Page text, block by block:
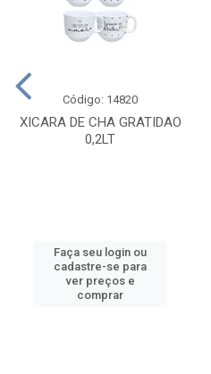
XICARA DE CHA GRATIDAO
0,2LT
Código: 14820
Faça seu login ou
cadastre-se para
ver preços e
comprar